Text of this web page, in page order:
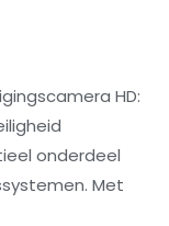
HD:
onderdeel
Met